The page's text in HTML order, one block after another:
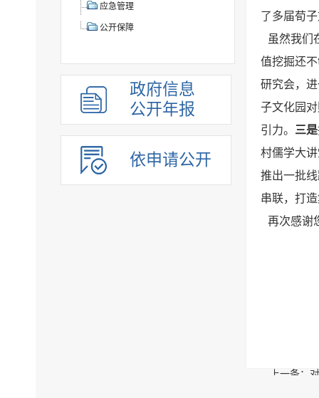
应急管理
公开保障
政府信息
公开年报
依申请公开
了多届荀
虽然我们
值挖掘还
研究会，
子文化园
引力。 三是
村儒学大
推出一批
串联，打
再次感谢
上一条：